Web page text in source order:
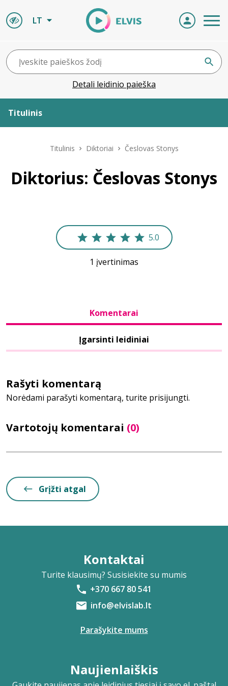
LT
Detali leidinio paieška
Titulinis
Leidiniai
+370 667 80 541
Titulinis Diktoriai Česlovas Stonys
Diktorius: Česlovas Stonys
5.0
1 įvertinimas
Komentarai
Įgarsinti leidiniai
Vartotojų komentarai (0)
Rašyti komentarą
Norėdami parašyti komentarą, turite prisijungti.
Grįžti atgal
Kontaktai
Turite klausimų? Susisiekite su mumis
+370 667 80 541
info@elvislab.lt
Parašykite mums
Naujienlaiškis